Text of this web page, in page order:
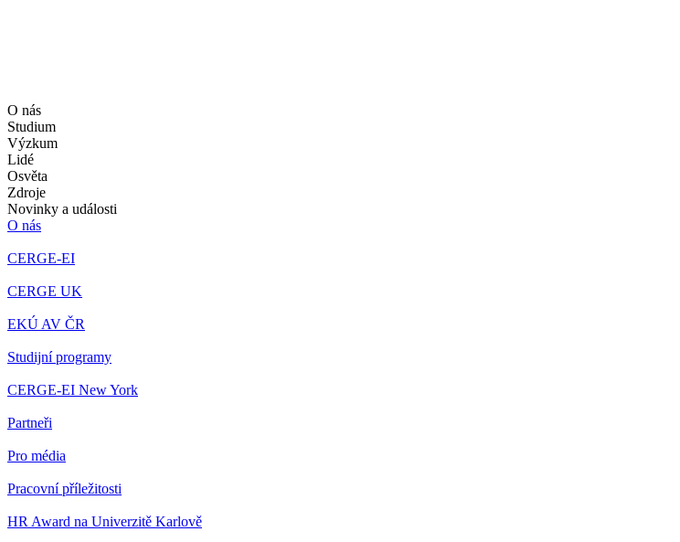
O nás
Studium
Výzkum
Lidé
Osvěta
Zdroje
Novinky a události
O nás
CERGE-EI
CERGE UK
EKÚ AV ČR
Studijní programy
CERGE-EI New York
Partneři
Pro média
Pracovní příležitosti
HR Award na Univerzitě Karlově